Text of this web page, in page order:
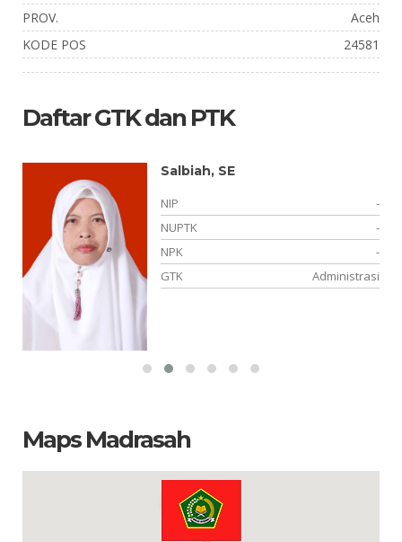
PROV.
Aceh
KODE POS
24581
Daftar GTK dan PTK
Salbiah, SE
NIP
-
NUPTK
-
NPK
-
GTK
Administrasi
Maps Madrasah